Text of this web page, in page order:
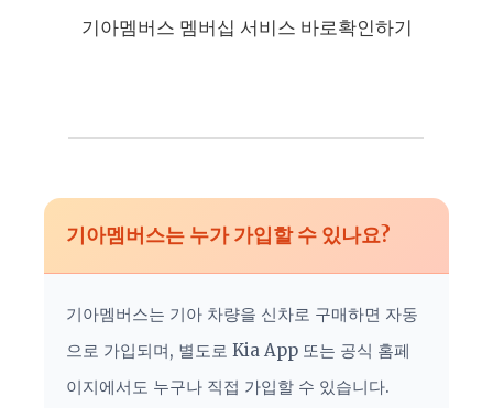
기아멤버스 멤버십 서비스 바로확인하기
기아멤버스는 누가 가입할 수 있나요?
기아멤버스는 기아 차량을 신차로 구매하면 자동
으로 가입되며, 별도로 Kia App 또는 공식 홈페
이지에서도 누구나 직접 가입할 수 있습니다.